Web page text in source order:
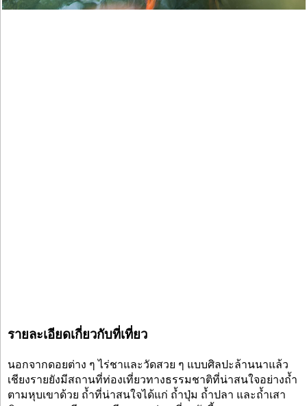
รายละเอียดเกี่ยวกับที่เที่ยว
นอกจากดอยต่าง ๆ ไร่ชาและวัดสวย ๆ แบบศิลปะล้านนาแล้ว
เชียงรายยังมีสถานที่ท่องเที่ยวทางธรรมชาติที่น่าสนใจอย่างถ้ำ
ตามหุบเขาด้วย ถ้ำที่น่าสนใจได้แก่ ถ้ำปุ่ม ถ้ำปลา และถ้ำเสา